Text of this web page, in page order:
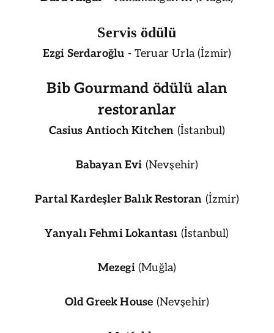
Servis ödülü
Ezgi Serdaroğlu - Teruar Urla (İzmir)
Bib Gourmand ödülü alan
restoranlar
Casius Antioch Kitchen (İstanbul)
Babayan Evi (Nevşehir)
Partal Kardeşler Balık Restoran (İzmir)
Yanyalı Fehmi Lokantası (İstanbul)
Mezegi(Muğla)
Old Greek House (Nevşehir)